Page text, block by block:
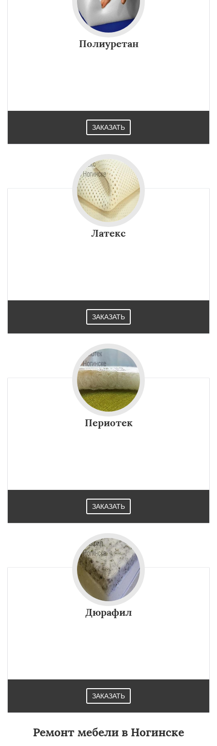
Полиуретан
ЗАКАЗАТЬ
Латекс
ЗАКАЗАТЬ
Периотек
ЗАКАЗАТЬ
Дюрафил
ЗАКАЗАТЬ
Ремонт мебели в Ногинске